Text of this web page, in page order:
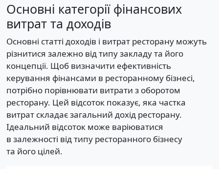
Основні категорії фінансових
витрат та доходів
Основні статті доходів і витрат ресторану можуть
різнитися залежно від типу закладу та його
концепції. Щоб визначити ефективність
керування фінансами в ресторанному бізнесі,
потрібно порівнювати витрати з оборотом
ресторану. Цей відсоток показує, яка частка
витрат складає загальний дохід ресторану.
Ідеальний відсоток може варіюватися
в залежності від типу ресторанного бізнесу
та його цілей.